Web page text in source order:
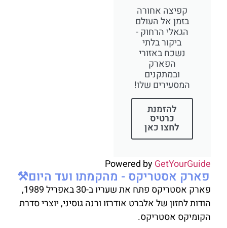
קפיצה אחורה
בזמן אל העולם
הגאלי הרחוק -
ביקור בלתי
נשכח באזורי
הפארק
ובמתקנים
המסעירים שלו!
להזמנת
כרטיס
לחצו כאן
Powered byGetYourGuide
פארק אסטריקס - מהקמתו ועד היום⚒️
פארק אסטריקס פתח את שעריו ב-30 באפריל 1989,
הודות לחזון של אלברט אודרזו ורנה גוסיני, יוצרי סדרת
הקומיקס אסטריקס.